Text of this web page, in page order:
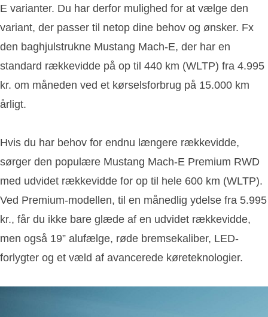
E varianter. Du har derfor mulighed for at vælge den
variant, der passer til netop dine behov og ønsker. Fx
den baghjulstrukne Mustang Mach-E, der har en
standard rækkevidde på op til 440 km (WLTP) fra 4.995
kr. om måneden ved et kørselsforbrug på 15.000 km
årligt.
Hvis du har behov for endnu længere rækkevidde,
sørger den populære Mustang Mach-E Premium RWD
med udvidet rækkevidde for op til hele 600 km (WLTP).
Ved Premium-modellen, til en månedlig ydelse fra 5.995
kr., får du ikke bare glæde af en udvidet rækkevidde,
men også 19” alufælge, røde bremsekaliber, LED-
forlygter og et væld af avancerede køreteknologier.